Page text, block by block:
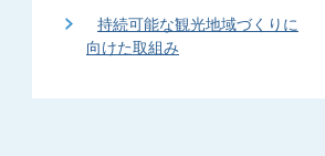
持続可能な観光地域づくりに
向けた取組み